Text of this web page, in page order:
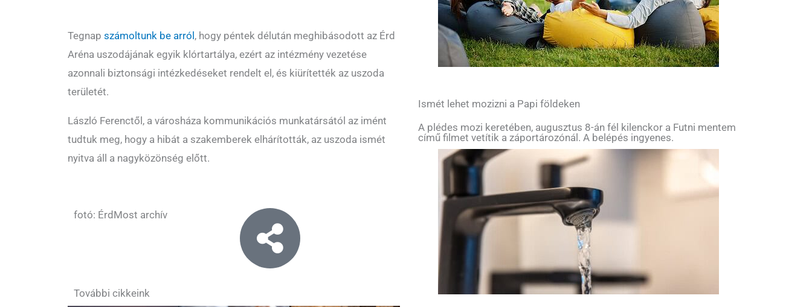
Tegnap számoltunk be arról , hogy péntek délután meghibásodott az Érd
Aréna uszodájának egyik klórtartálya, ezért az intézmény vezetése
azonnali biztonsági intézkedéseket rendelt el, és kiürítették az uszoda
területét.
László Ferenctől, a városháza kommunikációs munkatársától az imént
tudtuk meg, hogy a hibát a szakemberek elhárították, az uszoda ismét
nyitva áll a nagyközönség előtt.
fotó: ÉrdMost archív
További cikkeink
Ismét lehet mozizni a Papi földeken
A plédes mozi keretében, augusztus 8-án fél kilenckor a Futni mentem
című filmet vetítik a záportározónál. A belépés ingyenes.